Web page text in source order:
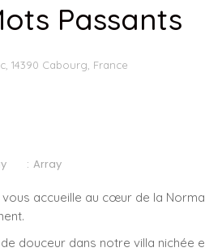
Passants
14390 Cabourg, France
: Array
accueille au cœur de la
douceur dans notre villa nichée